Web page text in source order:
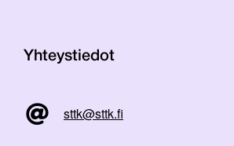
Yhteystiedot
sttk@sttk.fi